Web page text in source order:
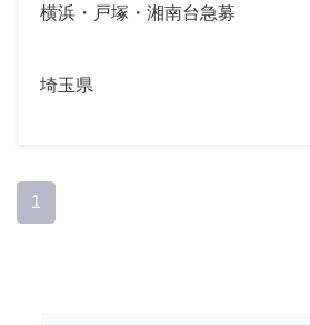
横浜・戸塚・湘南台急募
埼玉県
1